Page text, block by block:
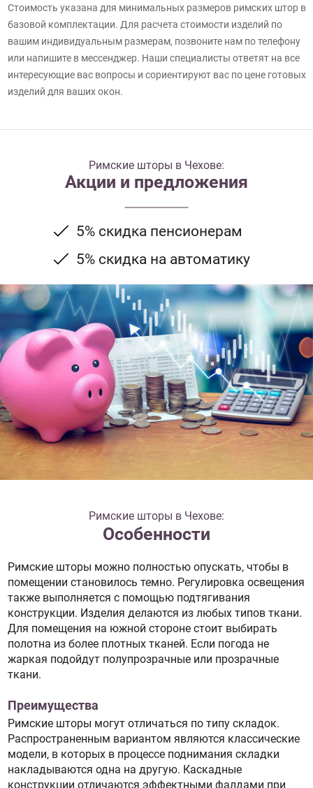
Стоимость указана для минимальных размеров римских штор в
базовой комплектации. Для расчета стоимости изделий по
вашим индивидуальным размерам, позвоните нам по телефону
или напишите в мессенджер. Наши специалисты ответят на все
интересующие вас вопросы и сориентируют вас по цене готовых
изделий для ваших окон.
Римские шторы в Чехове:
Акции и предложения
5% скидка пенсионерам
5% скидка на автоматику
Римские шторы в Чехове:
Особенности
Римские шторы можно полностью опускать, чтобы в
помещении становилось темно. Регулировка освещения
также выполняется с помощью подтягивания
конструкции. Изделия делаются из любых типов ткани.
Для помещения на южной стороне стоит выбирать
полотна из более плотных тканей. Если погода не
жаркая подойдут полупрозрачные или прозрачные
ткани.
Преимущества
Римские шторы могут отличаться по типу складок.
Распространенным вариантом являются классические
модели, в которых в процессе поднимания складки
накладываются одна на другую. Каскадные
конструкции отличаются эффектными фалдами при